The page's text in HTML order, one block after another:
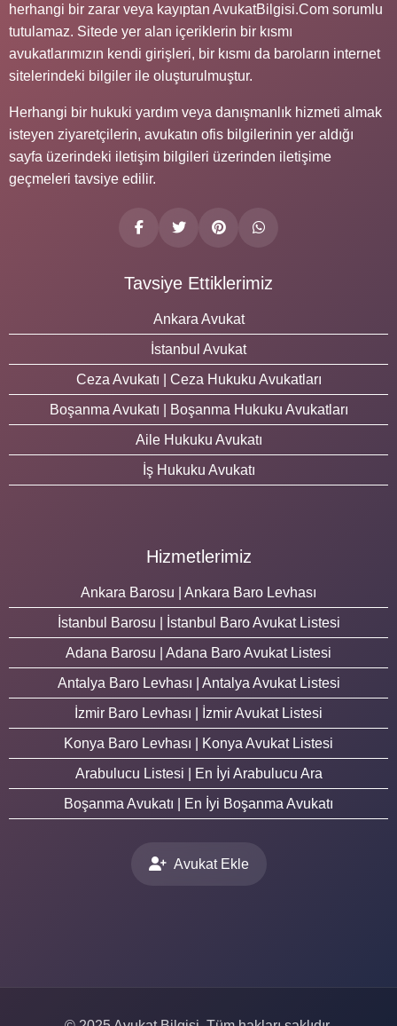
herhangi bir zarar veya kayıptan AvukatBilgisi.Com sorumlu
tutulamaz. Sitede yer alan içeriklerin bir kısmı
avukatlarımızın kendi girişleri, bir kısmı da baroların internet
sitelerindeki bilgiler ile oluşturulmuştur.
Herhangi bir hukuki yardım veya danışmanlık hizmeti almak
isteyen ziyaretçilerin, avukatın ofis bilgilerinin yer aldığı
sayfa üzerindeki iletişim bilgileri üzerinden iletişime
geçmeleri tavsiye edilir.
Tavsiye Ettiklerimiz
Ankara Avukat
İstanbul Avukat
Ceza Avukatı | Ceza Hukuku Avukatları
Boşanma Avukatı | Boşanma Hukuku Avukatları
Aile Hukuku Avukatı
İş Hukuku Avukatı
Hizmetlerimiz
Ankara Barosu | Ankara Baro Levhası
İstanbul Barosu | İstanbul Baro Avukat Listesi
Adana Barosu | Adana Baro Avukat Listesi
Antalya Baro Levhası | Antalya Avukat Listesi
İzmir Baro Levhası | İzmir Avukat Listesi
Konya Baro Levhası | Konya Avukat Listesi
Arabulucu Listesi | En İyi Arabulucu Ara
Boşanma Avukatı | En İyi Boşanma Avukatı
Avukat Ekle